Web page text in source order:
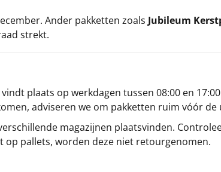
Ander pakketten zoals Jubileum
strekt.
plaats op werkdagen tussen 08:00 en
adviseren we om pakketten ruim vóór
magazijnen plaatsvinden.
pallets, worden deze niet retourgenomen.